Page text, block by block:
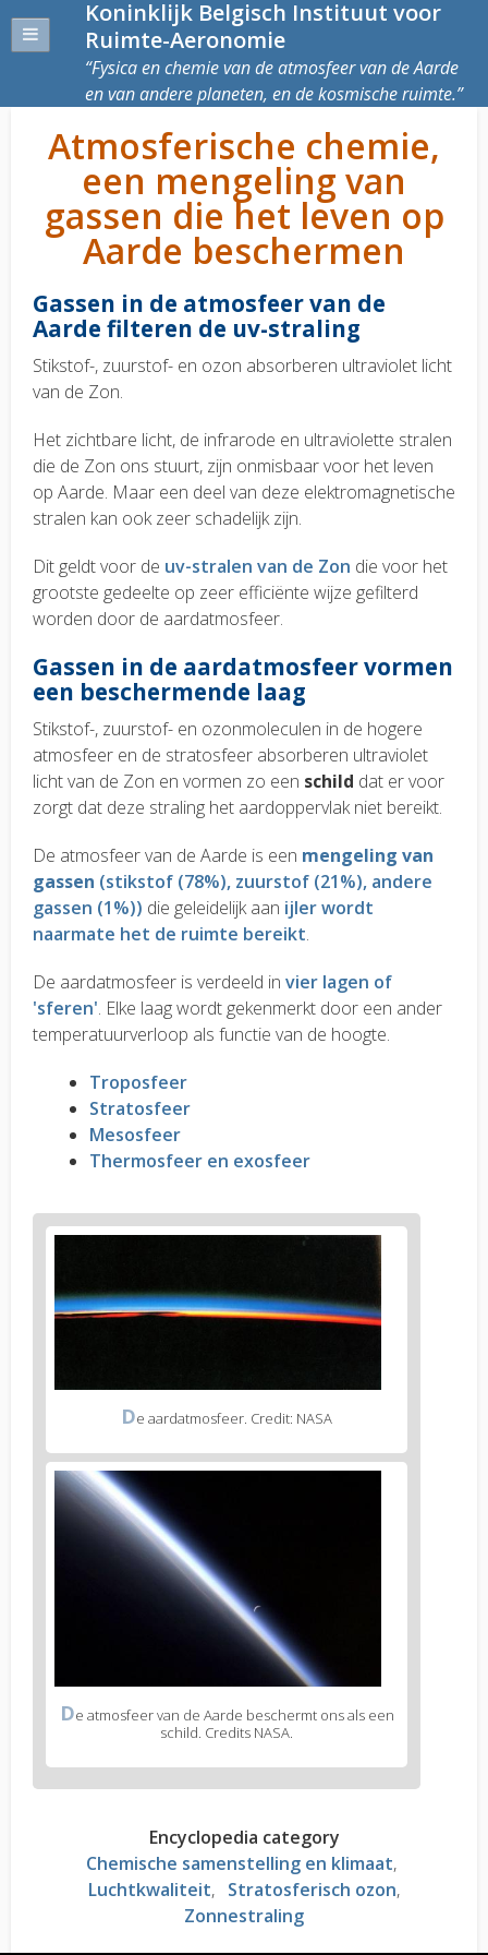
Koninklijk Belgisch Instituut voor
Ruimte-Aeronomie
Fysica en chemie van de atmosfeer van de Aarde
en van andere planeten, en de kosmische ruimte.
Atmosferische chemie,
een mengeling van
gassen die het leven op
Aarde beschermen
Gassen in de atmosfeer van de
Aarde filteren de uv-straling
Stikstof-, zuurstof- en ozon absorberen ultraviolet licht
van de Zon.
Het zichtbare licht, de infrarode en ultraviolette stralen
die de Zon ons stuurt, zijn onmisbaar voor het leven
op Aarde. Maar een deel van deze elektromagnetische
stralen kan ook zeer schadelijk zijn.
Dit geldt voor de uv-stralen van de Zon die voor het
grootste gedeelte op zeer efficiënte wijze gefilterd
worden door de aardatmosfeer.
Gassen in de aardatmosfeer vormen
een beschermende laag
Stikstof-, zuurstof- en ozonmoleculen in de hogere
atmosfeer en de stratosfeer absorberen ultraviolet
licht van de Zon en vormen zo een schild dat er voor
zorgt dat deze straling het aardoppervlak niet bereikt.
De atmosfeer van de Aarde is een mengeling van
gassen (stikstof (78%), zuurstof (21%), andere
gassen (1%)) die geleidelijk aan ijler wordt
naarmate het de ruimte bereikt.
De aardatmosfeer is verdeeld in vier lagen of
'sferen'. Elke laag wordt gekenmerkt door een ander
temperatuurverloop als functie van de hoogte.
Troposfeer
Stratosfeer
Mesosfeer
Thermosfeer en exosfeer
De aardatmosfeer. Credit: NASA
De atmosfeer van de Aarde beschermt ons als een
schild. Credits NASA.
Encyclopedia category
Chemische samenstelling en klimaat
Luchtkwaliteit
Stratosferisch ozon
Zonnestraling